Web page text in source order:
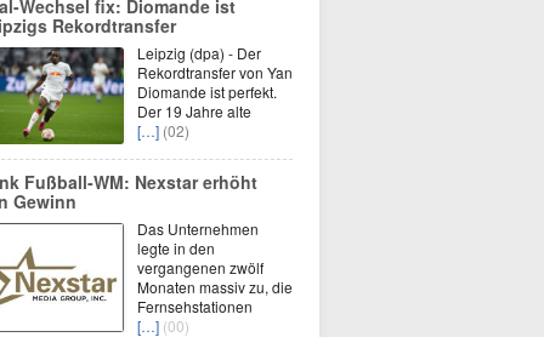
Wechsel fix: Diomande ist
Rekordtransfer
Leipzig (dpa) - Der
Rekordtransfer von Yan
Diomande ist perfekt.
Der 19 Jahre alte
[…] (02)
Fußball-WM: Nexstar erhöht
Gewinn
Das Unternehmen
legte in den
vergangenen zwölf
Monaten massiv zu, die
Fernsehstationen
[…] (00)